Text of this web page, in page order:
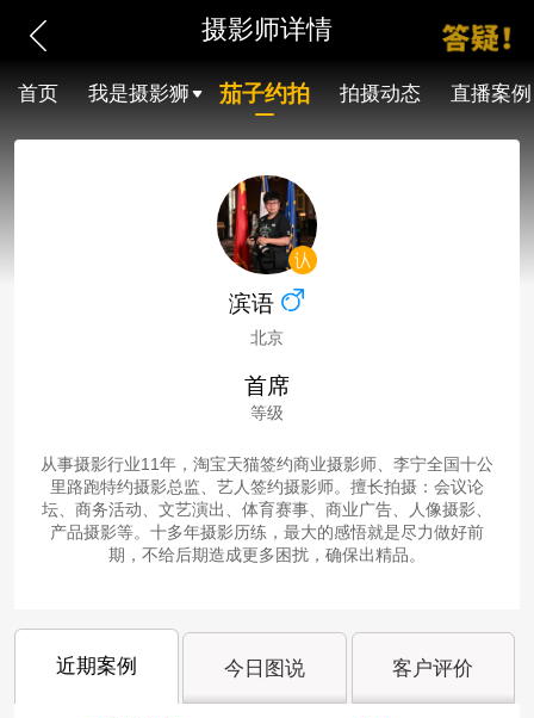
摄影师详情
首页 我是摄影狮 茄子约拍 拍摄动态 直播案例
滨语
北京
首席
等级
从事摄影行业11年，淘宝天猫签约商业摄影师、李宁全国十公
里路跑特约摄影总监、艺人签约摄影师。擅长拍摄：会议论
坛、商务活动、文艺演出、体育赛事、商业广告、人像摄影、
产品摄影等。十多年摄影历练，最大的感悟就是尽力做好前
期，不给后期造成更多困扰，确保出精品。
近期案例 今日图说 客户评价